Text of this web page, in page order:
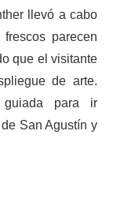
llevó a cabo
parecen
que el visitante
de arte.
para ir
San Agustín y